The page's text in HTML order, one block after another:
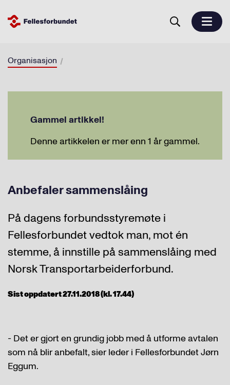
Organisasjon
Gammel artikkel!
Denne artikkelen er mer enn 1 år gammel.
Anbefaler sammenslåing
På dagens forbundsstyremøte i
Fellesforbundet vedtok man, mot én
stemme, å innstille på sammenslåing med
Norsk Transportarbeiderforbund.
Sist oppdatert 27.11.2018 (kl. 17.44)
- Det er gjort en grundig jobb med å utforme avtalen
som nå blir anbefalt, sier leder i Fellesforbundet Jørn
Eggum.